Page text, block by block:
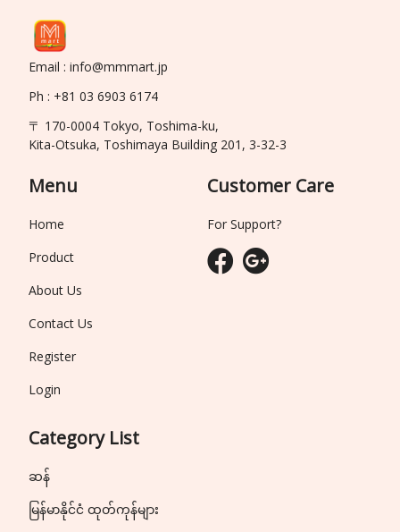
Email : info@mmmart.jp
Ph : +81 03 6903 6174
〒 170-0004 Tokyo, Toshima-ku,
Kita-Otsuka, Toshimaya Building 201, 3-32-3
Menu
Home
Product
About Us
Contact Us
Register
Login
Category List
ဆန်
မြန်မာနိုင်ငံ ထုတ်ကုန်များ
Customer Care
For Support?